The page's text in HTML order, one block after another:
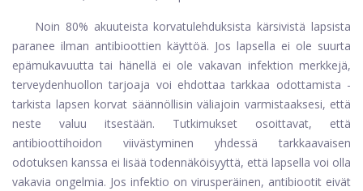
Noin 80% akuuteista korvatulehduksista kärsivistä lapsista
paranee ilman antibioottien käyttöä. Jos lapsella ei ole suurta
epämukavuutta tai hänellä ei ole vakavan infektion merkkejä,
terveydenhuollon tarjoaja voi ehdottaa tarkkaa odottamista -
tarkista lapsen korvat säännöllisin väliajoin varmistaaksesi, että
neste valuu itsestään. Tutkimukset osoittavat, että
antibioottihoidon viivästyminen yhdessä tarkkaavaisen
odotuksen kanssa ei lisää todennäköisyyttä, että lapsella voi olla
vakavia ongelmia. Jos infektio on virusperäinen, antibiootit eivät